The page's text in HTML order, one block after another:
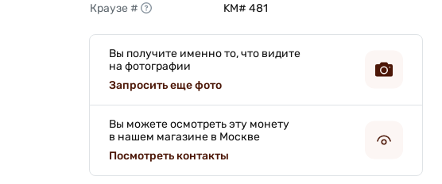
Краузе # KM# 481
Вы получите именно то, что видите
на фотографии
Запросить еще фото
Вы можете осмотреть эту монету
в нашем магазине в Москве
Посмотреть контакты